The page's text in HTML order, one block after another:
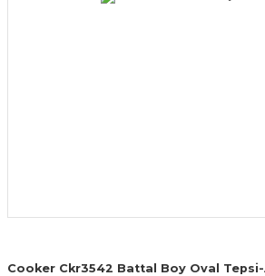
Cooker Ckr3542 Battal Boy Oval Tepsi-